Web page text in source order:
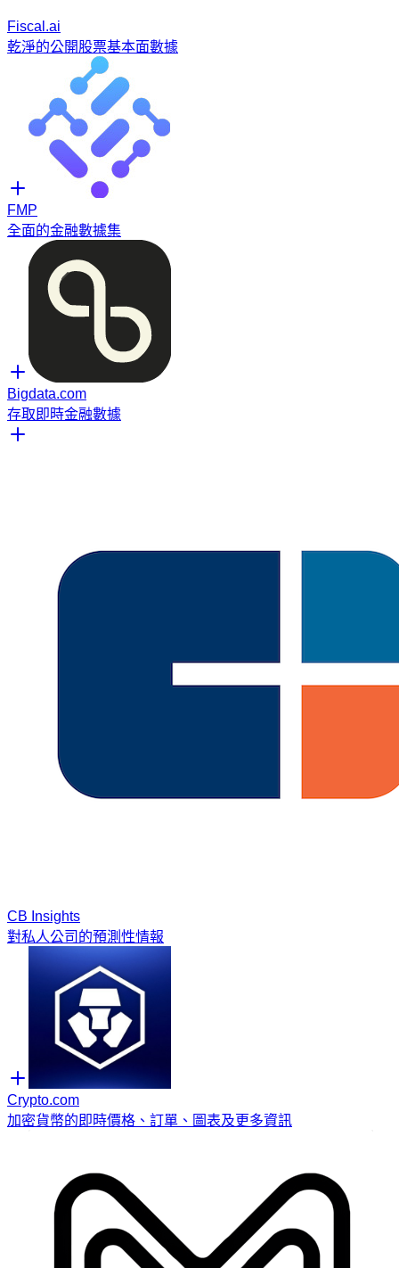
Fiscal.ai
乾淨的公開股票基本面數據
FMP
全面的金融數據集
Bigdata.com
存取即時金融數據
CB Insights
對私人公司的預測性情報
Crypto.com
加密貨幣的即時價格、訂單、圖表及更多資訊